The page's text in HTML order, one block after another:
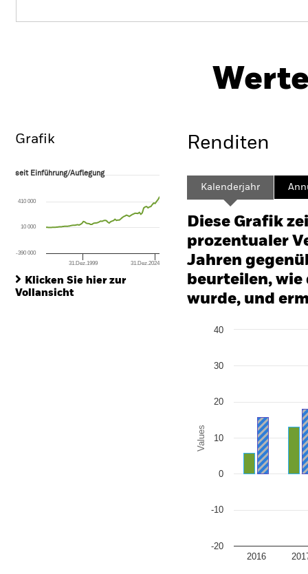
Wertentwicklung
Grafik
seit Einführung/Auflegung
The chart has 1 X axis displaying Time. Range: 1987-01-01 00:00:00 to
The chart has 1 Y axis displaying values. Range: -4000 to 8000.
seit Einführung/Auflegung
31.Dez.1999 31.Dez.2024
-390 000
10 000
410 000
Klicken Sie hier zur
Vollansicht
Renditen
Kalenderjahr
Diese Grafik
prozentualer
Jahren
beurteilen,
wurde, und
Bar chart with 2 data
Values
2016
-20
-10
0
10
20
30
40